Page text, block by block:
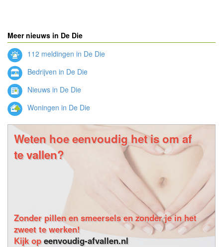
Meer nieuws in De Die
112 meldingen in De Die
Bedrijven in De Die
Nieuws in De Die
Woningen in De Die
Weten hoe eenvoudig het is om af
te vallen?
Zonder pillen en smeersels en zonder je in het
zweet te werken!
Kijk opeenvoudig-afvallen.nl